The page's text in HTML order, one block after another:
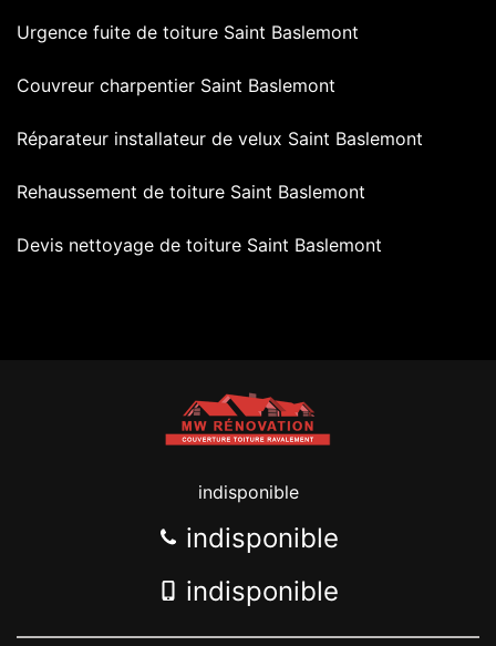
Urgence fuite de toiture Saint Baslemont
Couvreur charpentier Saint Baslemont
Réparateur installateur de velux Saint Baslemont
Rehaussement de toiture Saint Baslemont
Devis nettoyage de toiture Saint Baslemont
indisponible
indisponible
indisponible